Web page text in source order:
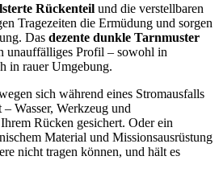
Rückenteil und die verstellbaren
Tragezeiten die Ermüdung und sorgen
Das dezente dunkle Tarnmuster
unauffälliges Profil – sowohl in
in rauer Umgebung.
sich während eines Stromausfalls
Wasser, Werkzeug und
Rücken gesichert. Oder ein
Material und Missionsausrüstung
nicht tragen können, und hält es